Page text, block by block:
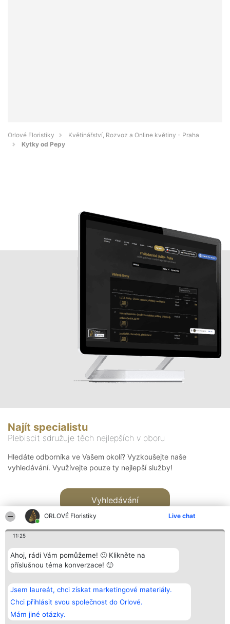
ORLOVÉ Floristiky Live chat
11:25
Ahoj, rádi Vám pomůžeme! 🙂 Klikněte na
příslušnou téma konverzace! 🙂
Jsem laureát, chci získat marketingové materiály.
Chci přihlásit svou společnost do Orlové.
Mám jiné otázky.
Orlové Floristiky
Květinářství, Rozvoz a Online květiny - Praha
Kytky od Pepy
Najít specialistu
Plebiscit sdružuje těch nejlepších v oboru
Hledáte odborníka ve Vašem okolí? Vyzkoušejte naše
vyhledávání. Využívejte pouze ty nejlepší služby!
Vyhledávání
Bright Side Solutions sp. z o.
o. sp. k.
ul. Ruska 22
Wrocław 50-079
KRS 0000749100 | Regon
381313360 | NIP 8943132676
Vítězové
Seznam všech
laureátů
Zásady
Zásady
Kontakt